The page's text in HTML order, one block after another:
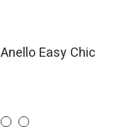
Anello Easy Chic